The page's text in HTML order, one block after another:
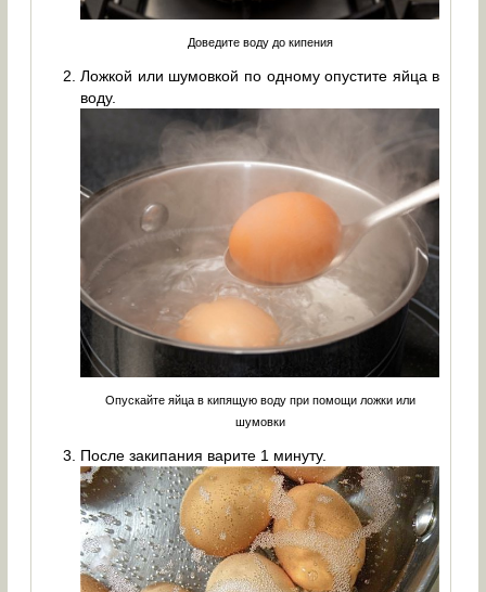
Доведите воду до кипения
Ложкой или шумовкой по одному опустите яйца в
воду.
Опускайте яйца в кипящую воду при помощи ложки или
шумовки
После закипания варите 1 минуту.